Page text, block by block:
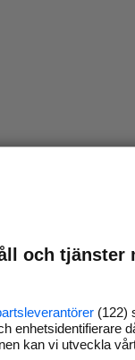
och tjänster
(122)
enhetsidentifierare
kan vi utveckla